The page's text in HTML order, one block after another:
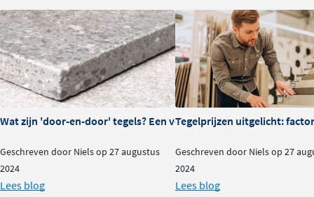
Wat zijn 'door-en-door' tegels? Een volledige uitleg
Geschreven door Niels op 27 augustus
2024
Lees blog
Tegelprijzen uitgelicht:
Geschreven door Niels op 27
2024
Lees blog